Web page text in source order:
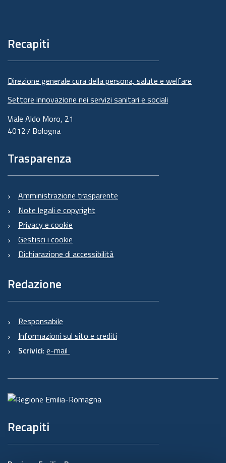
pagina
Recapiti
Direzione generale cura della persona, salute e welfare
Settore innovazione nei servizi sanitari e sociali
Viale Aldo Moro, 21
40127 Bologna
Trasparenza
Amministrazione trasparente
Note legali e copyright
Privacy e cookie
Gestisci i cookie
Dichiarazione di accessibilità
Redazione
Responsabile
Informazioni sul sito e crediti
Scrivici: e-mail
Recapiti